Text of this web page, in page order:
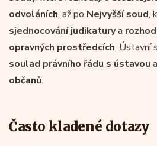
odvoláních, až po Nejvyšší soud,
sjednocování judikaturya
opravných prostředcích. Ústavní
soulad právního řádu s ústavou a
občanů.
Často kladené dotazy